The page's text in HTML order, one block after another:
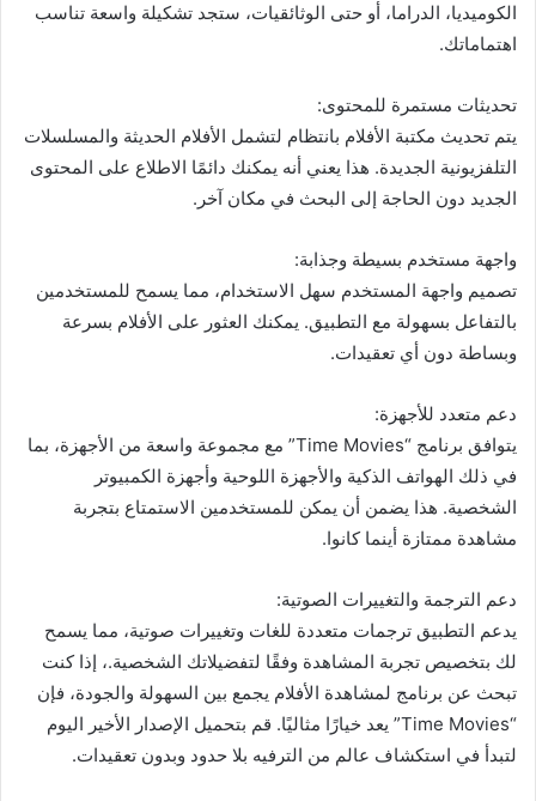
الكوميديا، الدراما، أو حتى الوثائقيات، ستجد تشكيلة واسعة تناسب
اهتماماتك.
تحديثات مستمرة للمحتوى:
يتم تحديث مكتبة الأفلام بانتظام لتشمل الأفلام الحديثة والمسلسلات
التلفزيونية الجديدة. هذا يعني أنه يمكنك دائمًا الاطلاع على المحتوى
الجديد دون الحاجة إلى البحث في مكان آخر.
واجهة مستخدم بسيطة وجذابة:
تصميم واجهة المستخدم سهل الاستخدام، مما يسمح للمستخدمين
بالتفاعل بسهولة مع التطبيق. يمكنك العثور على الأفلام بسرعة
وبساطة دون أي تعقيدات.
دعم متعدد للأجهزة:
يتوافق برنامج “Time Movies” مع مجموعة واسعة من الأجهزة، بما
في ذلك الهواتف الذكية والأجهزة اللوحية وأجهزة الكمبيوتر
الشخصية. هذا يضمن أن يمكن للمستخدمين الاستمتاع بتجربة
مشاهدة ممتازة أينما كانوا.
دعم الترجمة والتغييرات الصوتية:
يدعم التطبيق ترجمات متعددة للغات وتغييرات صوتية، مما يسمح
لك بتخصيص تجربة المشاهدة وفقًا لتفضيلاتك الشخصية.، إذا كنت
تبحث عن برنامج لمشاهدة الأفلام يجمع بين السهولة والجودة، فإن
“Time Movies” يعد خيارًا مثاليًا. قم بتحميل الإصدار الأخير اليوم
لتبدأ في استكشاف عالم من الترفيه بلا حدود وبدون تعقيدات.